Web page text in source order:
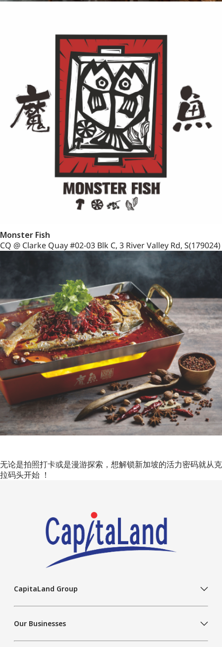
Monster Fish
CQ @ Clarke Quay #02-03 Blk C, 3 River Valley Rd, S(179024)
无论是拍照打卡或是漫游探索，想解锁新加坡的活力密码就从克
拉码头开始 ！
CapitaLand Group
Our Businesses